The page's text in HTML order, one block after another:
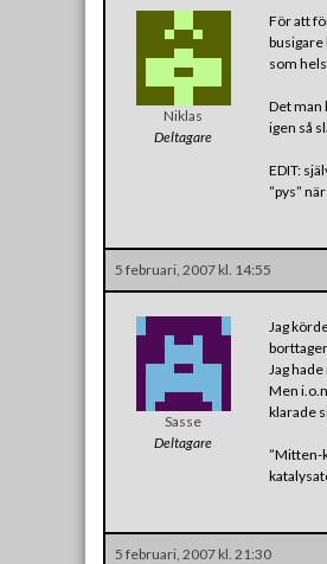
Niklas
Deltagare
För att
busigare
som
Det man
igen så
EDIT:
”pys”
5 februari, 2007 kl. 14:55
Sasse
Deltagare
Jag
Jag
Men
klarade
”Mitten-
5 februari, 2007 kl. 21:30